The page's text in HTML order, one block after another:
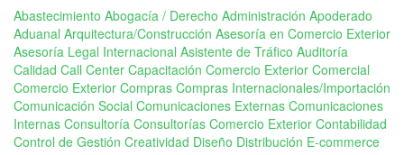
Abastecimiento Abogacía / Derecho Administración Apoderado
Aduanal Arquitectura/Construcción Asesoría en Comercio Exterior
Asesoría Legal Internacional Asistente de Tráfico Auditoría
Calidad Call Center Capacitación Comercio Exterior Comercial
Comercio Exterior Compras Compras Internacionales/Importación
Comunicación Social Comunicaciones Externas Comunicaciones
Internas Consultoría Consultorías Comercio Exterior Contabilidad
Control de Gestión Creatividad Diseño Distribución E-commerce